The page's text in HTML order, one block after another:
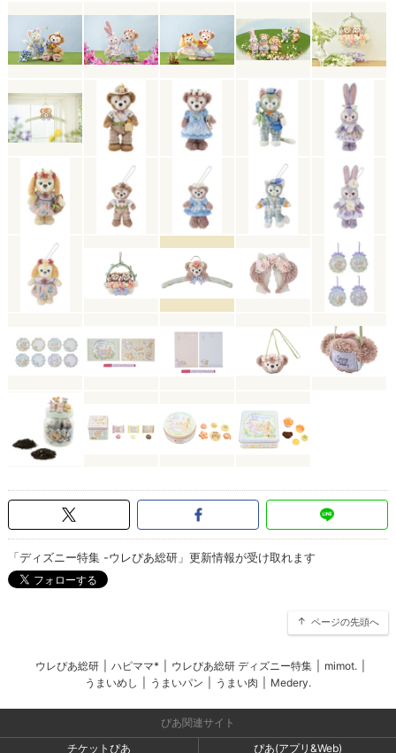
「ディズニー特集 -ウレぴあ総研」更新情報が受け取れます
ページの先頭へ
ウレぴあ総研 ハピママ* ウレぴあ総研 ディズニー特集 mimot.
うまいめし
うまいパン うまい肉 Medery.
ぴあ関連サイト
チケットぴあ
ぴあ(アプリ&Web)